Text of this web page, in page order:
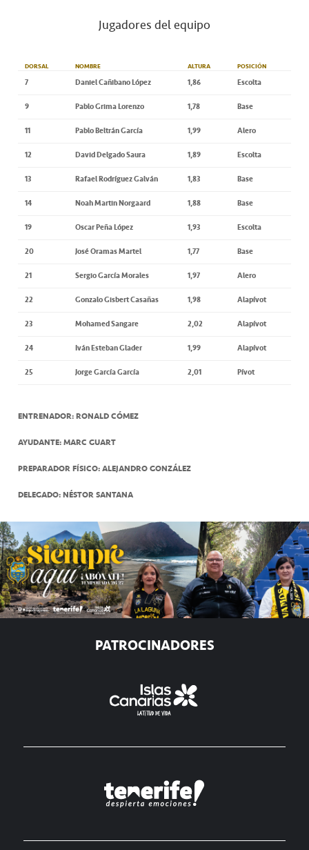
Jugadores del equipo
DORSAL NOMBRE ALTURA POSICIÓN
7 Daniel Cañibano López 1,86 Escolta
9 Pablo Grima Lorenzo 1,78 Base
11 Pablo Beltrán García 1,99 Alero
12 David Delgado Saura 1,89 Escolta
13 Rafael Rodríguez Galván 1,83 Base
14 Noah Martin Norgaard 1,88 Base
19 Oscar Peña López 1,93 Escolta
20 José Oramas Martel 1,77 Base
21 Sergio García Morales 1,97 Alero
22 Gonzalo Gisbert Casañas 1,98 Alapívot
23 Mohamed Sangare 2,02 Alapívot
24 Iván Esteban Glader 1,99 Alapívot
25 Jorge García García 2,01 Pívot
ENTRENADOR: RONALD CÓMEZ
AYUDANTE: MARC GUART
PREPARADOR FÍSICO: ALEJANDRO GONZÁLEZ
DELEGADO: NÉSTOR SANTANA
PATROCINADORES